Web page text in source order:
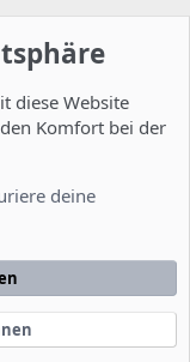
Ltd.
diese Website
Komfort bei der
deine